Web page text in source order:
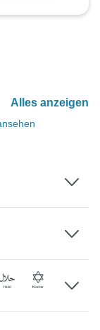
Alles anzeigen